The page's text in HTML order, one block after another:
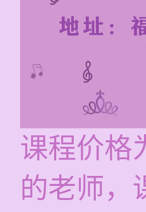
课程价格
的老师，